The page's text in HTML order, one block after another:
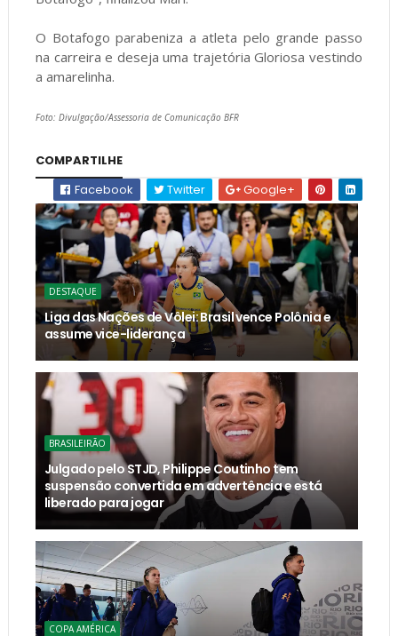
O Botafogo parabeniza a atleta pelo grande passo
na carreira e deseja uma trajetória Gloriosa vestindo
a amarelinha.
Foto: Divulgação/Assessoria de Comunicação BFR
COMPARTILHE
Facebook
Twitter Google+
DESTAQUE
Liga das Nações de Vôlei: Brasil vence Polônia e
assume vice-liderança
BRASILEIRÃO
Julgado pelo STJD, Philippe Coutinho tem
suspensão convertida em advertência e está
liberado para jogar
COPA AMÉRICA